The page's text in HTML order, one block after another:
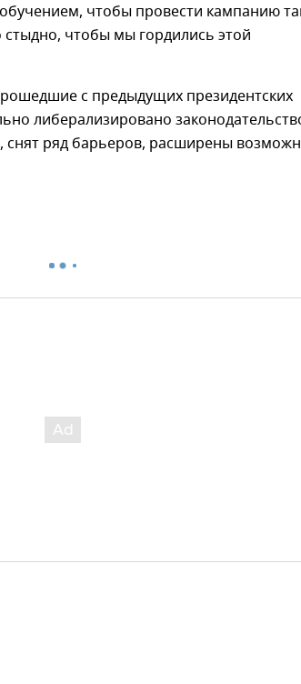
чтобы провести кампанию
чтобы мы гордились этой
с предыдущих президентских
либерализировано
снят ряд барьеров, расширены